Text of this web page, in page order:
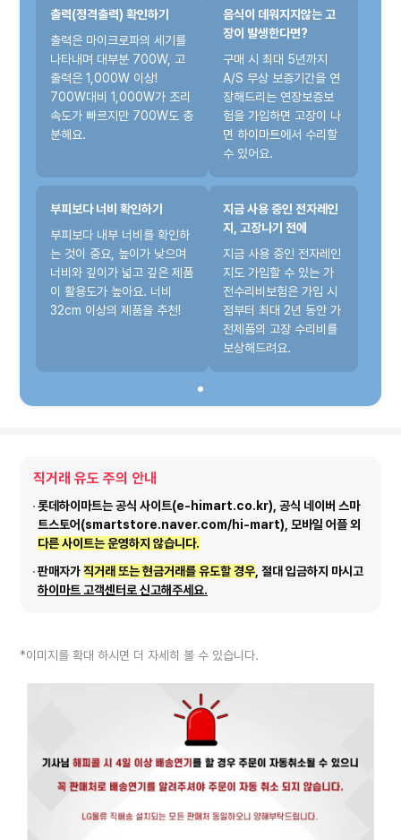
출력(정격출력) 확인하기
출력은 마이크로파의 세기를
나타내며 대부분 700W, 고
출력은 1,000W 이상!
700W대비 1,000W가 조리
속도가 빠르지만 700W도 충
분해요.
부피보다 너비 확인하기
부피보다 내부 너비를 확인하
는 것이 중요, 높이가 낮으며
너비와 깊이가 넓고 깊은 제품
이 활용도가 높아요. 너비
32cm 이상의 제품을 추천!
음식이 데워지지않는 고
장이 발생한다면?
구매 시 최대 5년까지
A/S 무상 보증기간을 연
장해드리는 연장보증보
험을 가입하면 고장이 나
면 하이마트에서 수리할
수 있어요.
지금 사용 중인 전자레인
지, 고장나기 전에
지금 사용 중인 전자레인
지도 가입할 수 있는 가
전수리비보험은 가입 시
점부터 최대 2년 동안 가
전제품의 고장 수리비를
보상해드려요.
직거래 유도 주의 안내
롯데하이마트는 공식 사이트(e-himart.co.kr), 공식 네이버 스마
트스토어(smartstore.naver.com/hi-mart), 모바일 어플 외
다른 사이트는 운영하지 않습니다.
판매자가직거래 또는 현금거래를 유도할 경우 , 절대 입금하지 마시고
하이마트 고객센터로 신고해주세요.
*이미지를 확대 하시면 더 자세히 볼 수 있습니다.